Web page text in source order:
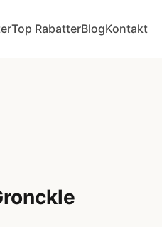
Top RabatterBlogKontakt